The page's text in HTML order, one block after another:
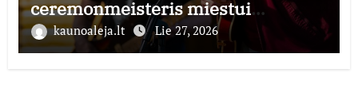
ceremonmeisteris miestui
perduoda dešimtmečius kauptą
istorijos kolekciją
kaunoaleja.lt Lie 27, 2026